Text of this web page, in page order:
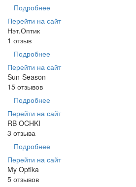
Подробнее
Перейти на сайт
Нэт.Оптик
1 отзыв
Подробнее
Перейти на сайт
Sun-Season
15 отзывов
Подробнее
Перейти на сайт
RB OCHKI
3 отзыва
Подробнее
Перейти на сайт
My Optika
5 отзывов